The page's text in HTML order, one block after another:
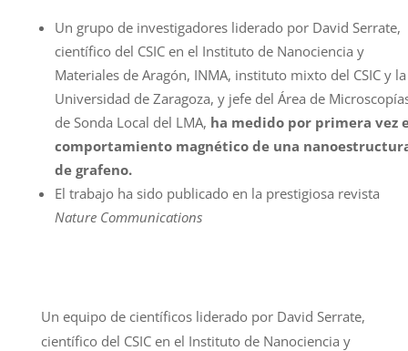
Un grupo de investigadores liderado por David Serrate,
científico del CSIC en el Instituto de Nanociencia y
Materiales de Aragón, INMA, instituto mixto del CSIC y la
Universidad de Zaragoza, y jefe del Área de
de Sonda Local del LMA, ha medido por primera vez
comportamiento magnético de una
de grafeno.
El trabajo ha sido publicado en la prestigiosa revista
Nature Communications
Un equipo de científicos liderado por David Serrate,
científico del CSIC en el Instituto de Nanociencia y